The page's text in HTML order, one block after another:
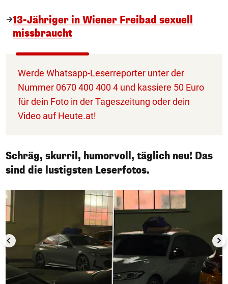
13-Jähriger in Wiener Freibad sexuell
missbraucht
Werde Whatsapp-Leserreporter unter der
Nummer 0670 400 400 4 und kassiere 50 Euro
für dein Foto in der Tageszeitung oder dein
Video auf Heute.at!
Schräg, skurril, humorvoll, täglich neu! Das
sind die lustigsten Leserfotos.
1/50